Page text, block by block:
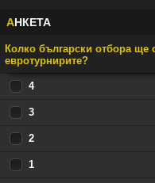
АНКЕТА
Колко български отбора ще
евротурнирите?
4
3
2
1